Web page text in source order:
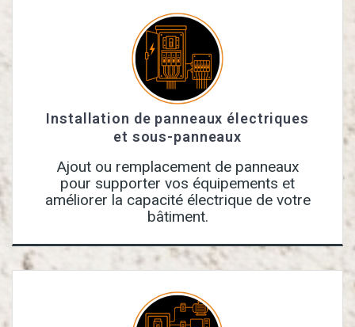
Installation de panneaux électriques
et sous-panneaux
Ajout ou remplacement de panneaux
pour supporter vos équipements et
améliorer la capacité électrique de votre
bâtiment.